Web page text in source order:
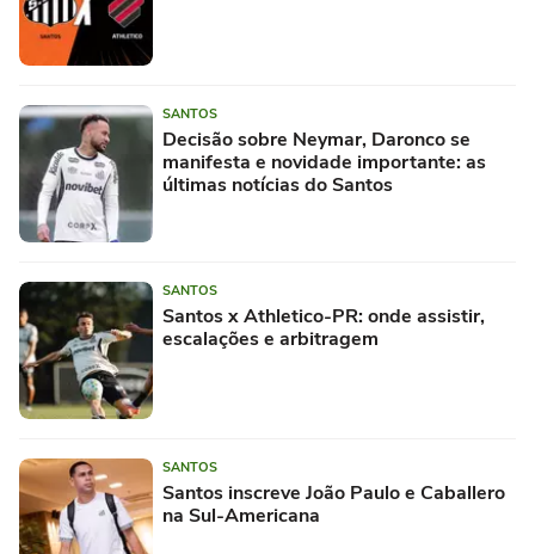
SANTOS
Decisão sobre Neymar, Daronco se
manifesta e novidade importante: as
últimas notícias do Santos
SANTOS
Santos x Athletico-PR: onde assistir,
escalações e arbitragem
SANTOS
Santos inscreve João Paulo e Caballero
na Sul-Americana